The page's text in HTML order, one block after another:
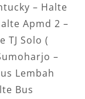
– Halte
Apmd 2 –
TJ Solo (
–
Lembah
Bus